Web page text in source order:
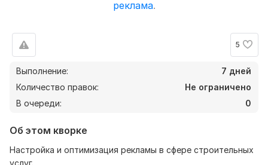
реклама.
5
Выполнение:
7 дней
Количество правок:
Не ограничено
В очереди:
0
Об этом кворке
Настройка и оптимизация рекламы в сфере строительных
услуг.